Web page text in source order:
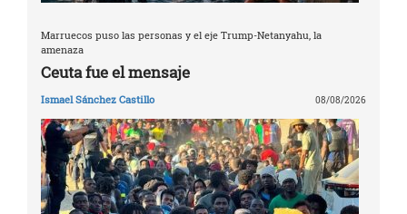
Marruecos puso las personas y el eje Trump-Netanyahu, la
amenaza
Ceuta fue el mensaje
Ismael Sánchez Castillo 08/08/2026